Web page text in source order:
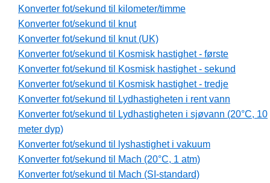
Konverter fot/sekund til kilometer/timme
Konverter fot/sekund til knut
Konverter fot/sekund til knut (UK)
Konverter fot/sekund til Kosmisk hastighet - første
Konverter fot/sekund til Kosmisk hastighet - sekund
Konverter fot/sekund til Kosmisk hastighet - tredje
Konverter fot/sekund til Lydhastigheten i rent vann
Konverter fot/sekund til Lydhastigheten i sjøvann (20°C, 10
meter dyp)
Konverter fot/sekund til lyshastighet i vakuum
Konverter fot/sekund til Mach (20°C, 1 atm)
Konverter fot/sekund til Mach (SI-standard)